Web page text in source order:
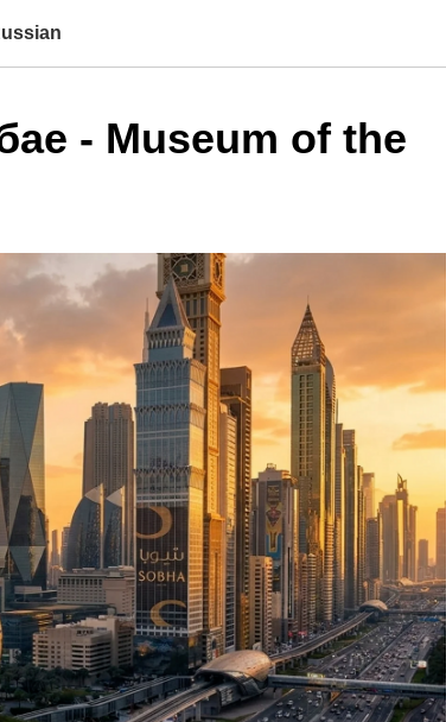
- Museum of the